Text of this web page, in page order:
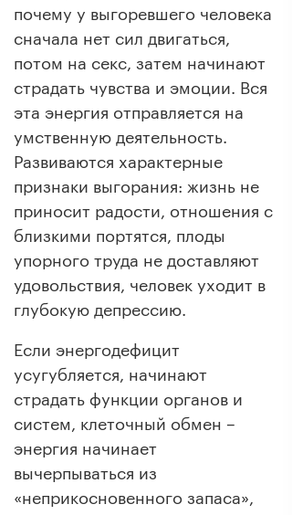
почему у выгоревшего человека
сначала нет сил двигаться,
потом на секс, затем начинают
страдать чувства и эмоции. Вся
эта энергия отправляется на
умственную деятельность.
Развиваются характерные
признаки выгорания: жизнь не
приносит радости, отношения с
близкими портятся, плоды
упорного труда не доставляют
удовольствия, человек уходит в
глубокую депрессию.
Если энергодефицит
усугубляется, начинают
страдать функции органов и
систем, клеточный обмен –
энергия начинает
вычерпываться из
«неприкосновенного запаса»,